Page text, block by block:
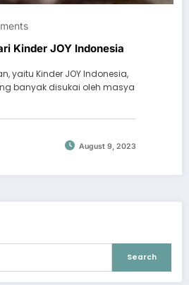
Kinder JOY Indonesia
yaitu Kinder JOY Indonesia,
banyak disukai oleh masya
August 9, 2023
Search